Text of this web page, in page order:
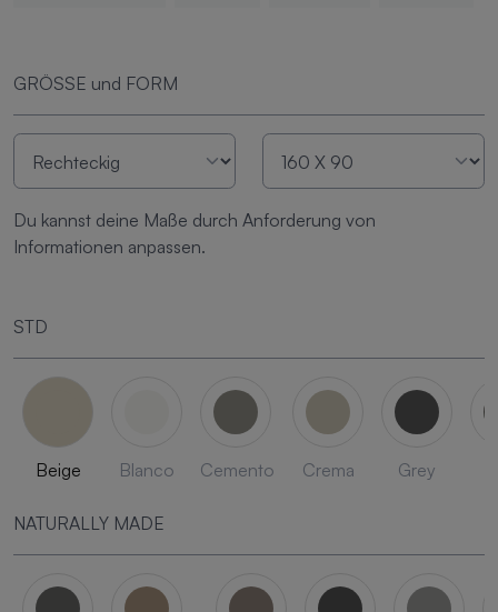
GRÖSSE und FORM
Du kannst deine Maße durch Anforderung von
Informationen anpassen.
STD
Beige Blanco Cemento Crema Grey
NATURALLY MADE